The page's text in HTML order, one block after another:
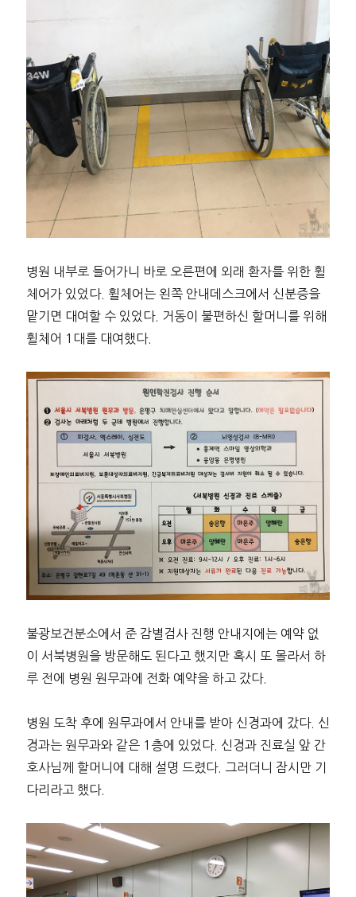
병원 내부로 들어가니 바로 오른편에 외래 환자를 위한 휠
체어가 있었다. 휠체어는 왼쪽 안내데스크에서 신분증을
맡기면 대여할 수 있었다. 거동이 불편하신 할머니를 위해
휠체어 1대를 대여했다.
불광보건분소에서 준 감별검사 진행 안내지에는 예약 없
이 서북병원을 방문해도 된다고 했지만 혹시 또 몰라서 하
루 전에 병원 원무과에 전화 예약을 하고 갔다.
병원 도착 후에 원무과에서 안내를 받아 신경과에 갔다. 신
경과는 원무과와 같은 1층에 있었다. 신경과 진료실 앞 간
호사님께 할머니에 대해 설명 드렸다. 그러더니 잠시만 기
다리라고 했다.